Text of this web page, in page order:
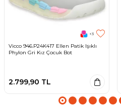
+3
Vicco 946.P24K417 Ellen Patik Işıklı
Phylon Gri Kız Çocuk Bot
2.799,90 TL